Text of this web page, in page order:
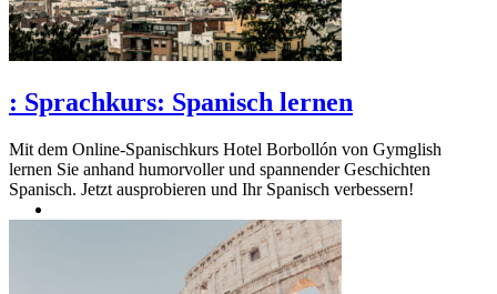
: Sprachkurs: Spanisch lernen
Mit dem Online-Spanischkurs Hotel Borbollón von Gymglish
lernen Sie anhand humorvoller und spannender Geschichten
Spanisch. Jetzt ausprobieren und Ihr Spanisch verbessern!